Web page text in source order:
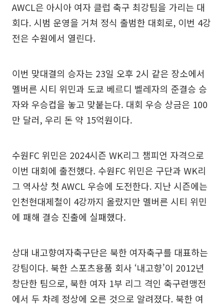
AWCL은 아시아 여자 클럽 축구 최강팀을 가리는 대
회다. 시범 운영을 거쳐 정식 출범한 대회로, 이번 4강
전은 수원에서 열린다.
이번 맞대결의 승자는 23일 오후 2시 같은 장소에서
멜버른 시티 위민과 도쿄 베르디 벨레자의 준결승 승
자와 우승컵을 놓고 맞붙는다. 대회 우승 상금은 100
만 달러, 우리 돈 약 15억원이다.
수원FC 위민은 2024시즌 WK리그 챔피언 자격으로
이번 대회에 출전했다. 수원FC 위민은 구단과 WK리
그 역사상 첫 AWCL 우승에 도전한다. 지난 시즌에는
인천현대제철이 4강까지 올랐지만 멜버른 시티 위민
에 패해 결승 진출에 실패했다.
상대 내고향여자축구단은 북한 여자축구를 대표하는
강팀이다. 북한 스포츠용품 회사 ‘내고향’이 2012년
창단한 팀으로, 북한 여자 1부 리그 격인 축구련맹전
에서 두 차례 정상에 오른 것으로 알려졌다. 북한 여